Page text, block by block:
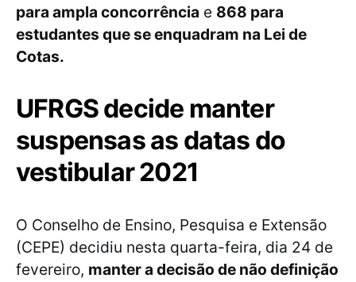
para ampla concorrência e 868 para
estudantes que se enquadram na Lei de
Cotas.
UFRGS decide manter
suspensas as datas do
vestibular 2021
O Conselho de Ensino, Pesquisa e Extensão
(CEPE) decidiu nesta quarta-feira, dia 24 de
fevereiro, manter a decisão de não definição